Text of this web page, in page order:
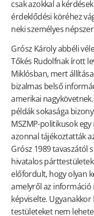
csak azokkal a
érdeklődési köréhez
neki személyes
Grósz Károly abbéli
Tőkés Rudolfnak írott
Miklósban, mert
bizalmas belső
amerikai
példák sokasága
MSZMP-politikusok
azonnal tájékoztatták
Grósz 1989 tavaszától
hivatalos
előfordult, hogy olyan
amelyről az
képviselte.
testületeket nem